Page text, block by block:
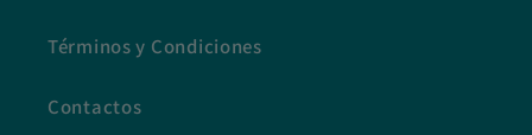
Términos y Condiciones
Contactos